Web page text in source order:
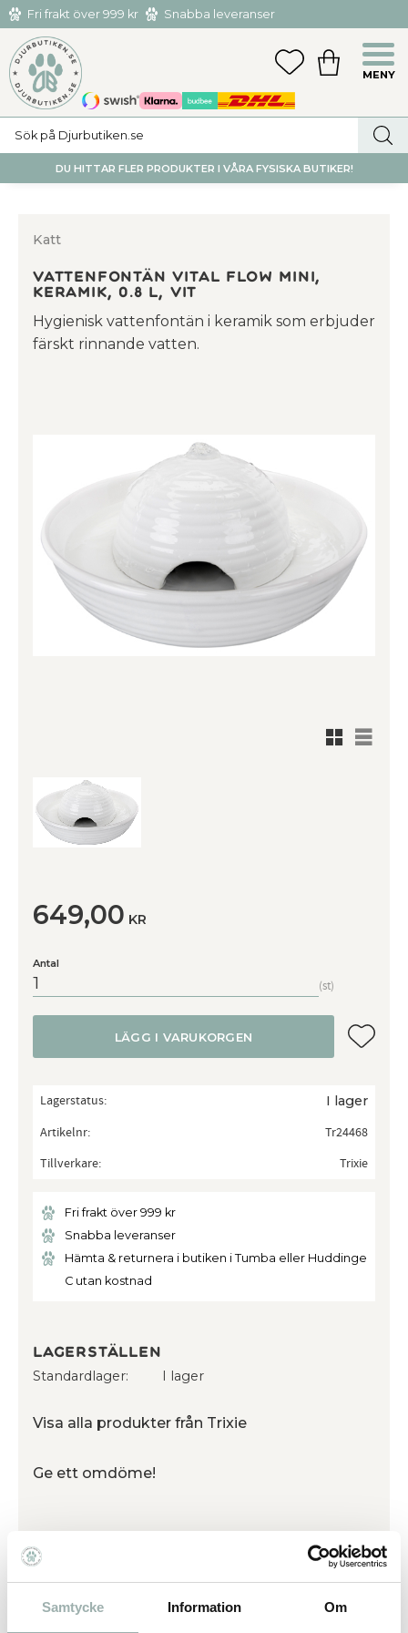
Samtycke Information Om
Meny
Fri frakt över 999 kr
Snabba leveranser
Hämta och returnera i butiken i Tumba eller Huddinge C
FAVORITER
KUNDVAGN
DU HITTAR FLER PRODUKTER I VÅRA FYSISKA BUTIKER!
Katt
Vattenfontän Vital Flow Mini,
keramik, 0.8 L, vit
Hygienisk vattenfontän i keramik som erbjuder
färskt rinnande vatten.
Rutnätsvy
Listvy
649,00 KR
Antal
st
LÄGG I VARUKORGEN Lägg
Lagerstatus I lager
Artikelnr
Tr24468
Tillverkare
Trixie
Fri frakt över 999 kr
Snabba leveranser
Hämta & returnera i butiken i Tumba eller Huddinge
C utan kostnad
Lagerställen
Standardlager I lager
Visa alla produkter från Trixie
Ge ett omdöme!
Hygienisk vattenfontän i keramik som erbjuder färskt
rinnande vatten.Uppmuntrar husdjur att dricka mer.
Reducerar dålig lukt och ger bättre smak. Tillsätter mer
syre till vattnet. Kallt vatten tack vare vattencirkulation.